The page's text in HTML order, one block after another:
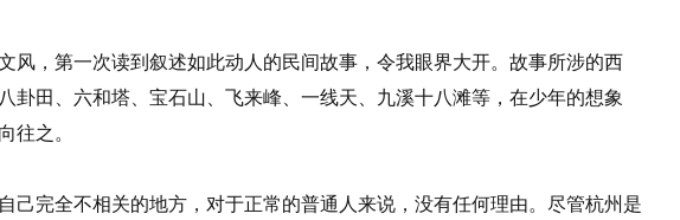
，第一次读到叙述如此动人的民间故事，令我眼界大开。故事所涉的西
卦田、六和塔、宝石山、飞来峰、一线天、九溪十八滩等，在少年的想象
往之。
完全不相关的地方，对于正常的普通人来说，没有任何理由。尽管杭州是